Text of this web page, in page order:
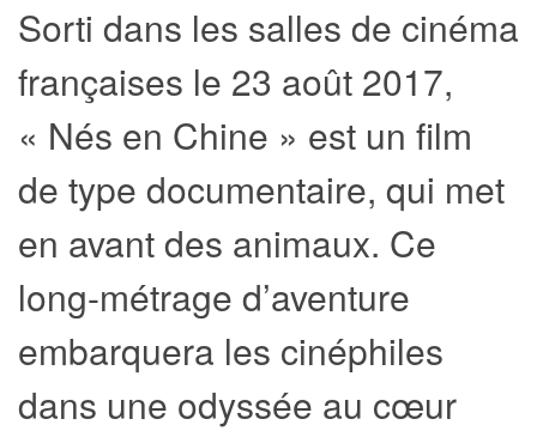
Sorti dans les salles de cinéma
françaises le 23 août 2017,
« Nés en Chine » est un film
de type documentaire, qui met
en avant des animaux. Ce
long-métrage d’aventure
embarquera les cinéphiles
dans une odyssée au cœur